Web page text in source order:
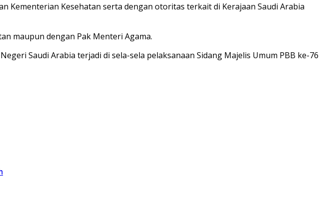
Kementerian Kesehatan serta dengan otoritas terkait di Kerajaan Saudi Arabia
maupun dengan Pak Menteri Agama.
Saudi Arabia terjadi di sela-sela pelaksanaan Sidang Majelis Umum PBB ke-76